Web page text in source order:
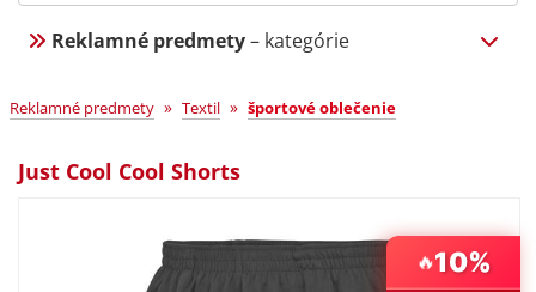
Reklamné predmety– kategórie
Reklamné predmety » Textil » športové oblečenie
Just Cool Cool Shorts
🔥10%